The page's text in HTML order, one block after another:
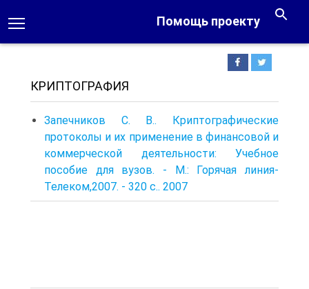
Помощь проекту
КРИПТОГРАФИЯ
Запечников С. В.. Криптографические
протоколы и их применение в финансовой и
коммерческой деятельности: Учебное
пособие для вузов. - М.: Горячая линия-
Телеком,2007. - 320 с.. 2007